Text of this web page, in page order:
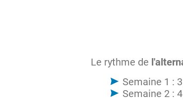
Le rythme de
Semaine 1 :
Semaine 2 :